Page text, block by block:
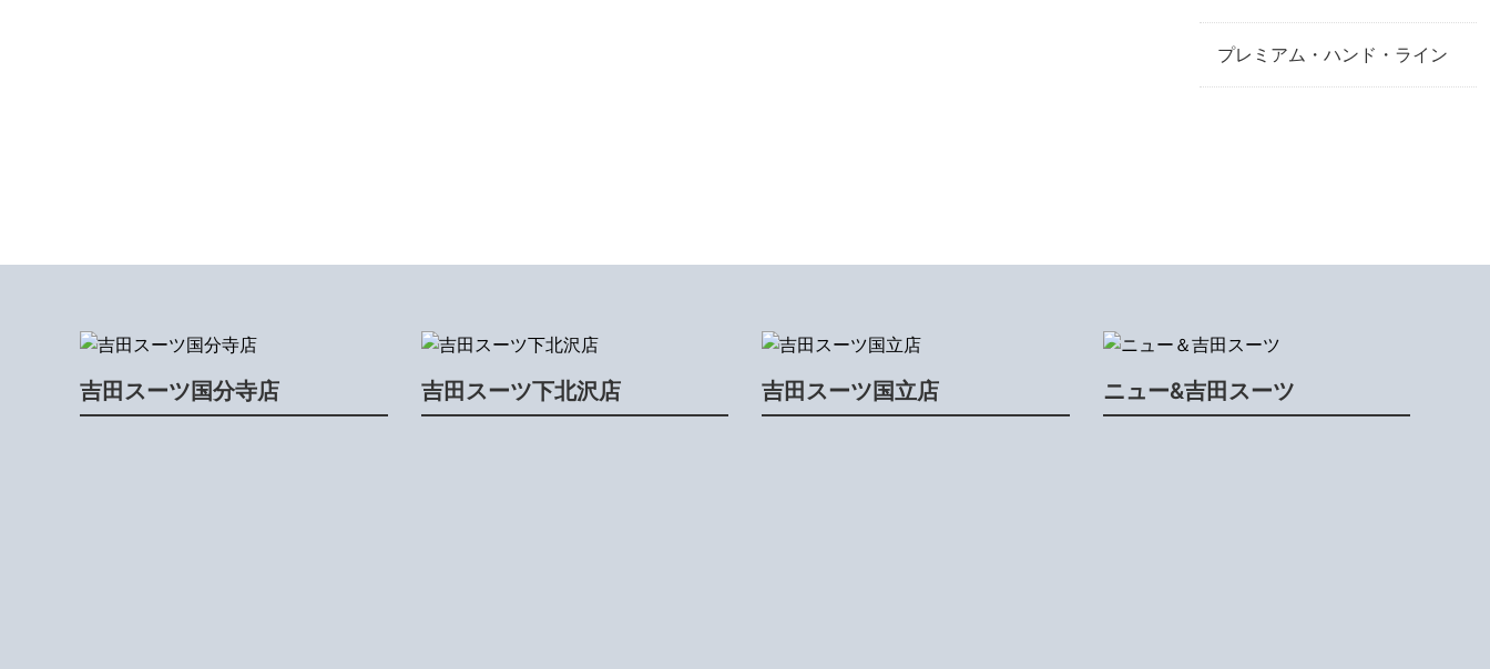
プレミアム・ハンド・ライン
吉田スーツ国分寺店 吉田スーツ下北沢店 吉田スーツ国立店 ニュー&吉田スーツ